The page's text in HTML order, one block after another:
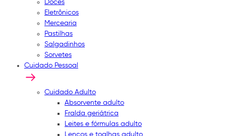
Doces
Eletrônicos
Mercearia
Pastilhas
Salgadinhos
Sorvetes
Cuidado Pessoal
Cuidado Adulto
Absorvente adulto
Fralda geriátrica
Leites e fórmulas adulto
Lenços e toalhas adulto